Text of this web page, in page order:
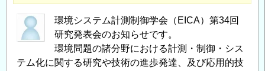
境
学
部
市
環境システム計測制御学会（EICA）第34回
研究発表会のお知らせです。
環境問題の諸分野における計測・制御・シス
テム化に関する研究や技術の進歩発達、及び応用的技